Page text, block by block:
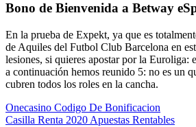
Bono de Bienvenida a Betway
En la prueba de Expekt, ya que es
de Aquiles del Futbol Club Barcelona en
lesiones, si quieres apostar por la Euroliga:
a continuación hemos reunido 5: no es un
cubren todos los roles en la cancha.
Onecasino Codigo De Bonificacion
Casilla Renta 2020 Apuestas Rentables